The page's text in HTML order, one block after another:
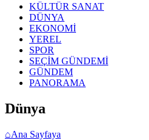
KÜLTÜR SANAT
DÜNYA
EKONOMİ
YEREL
SPOR
SEÇİM GÜNDEMİ
GÜNDEM
PANORAMA
Dünya
⌂Ana Sayfaya